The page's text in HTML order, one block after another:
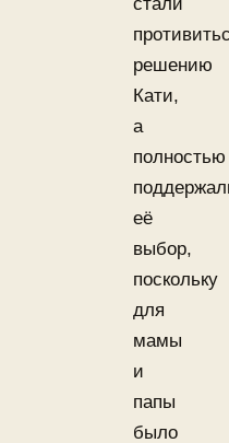
решению
Кати,
а
полностью
её
выбор,
поскольку
для
мамы
и
папы
было